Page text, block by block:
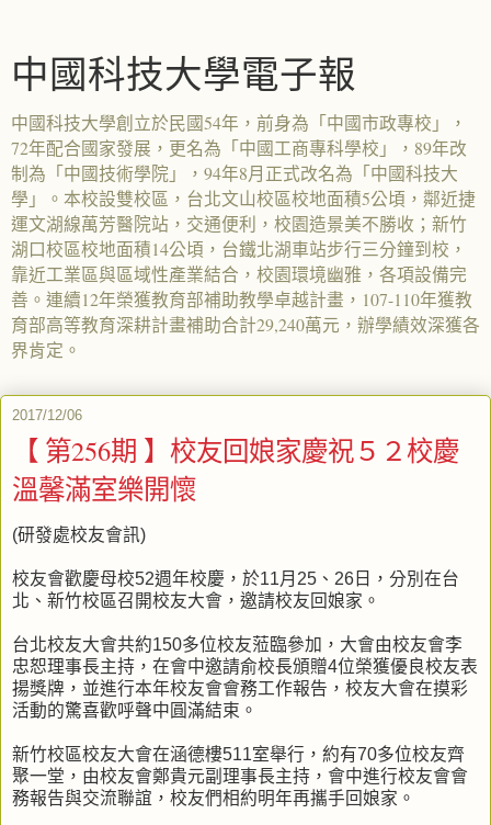
中國科技大學電子報
中國科技大學創立於民國54年，前身為「中國市政專校」，
72年配合國家發展，更名為「中國工商專科學校」，89年改
制為「中國技術學院」，94年8月正式改名為「中國科技大
學」。本校設雙校區，台北文山校區校地面積5公頃，鄰近捷
運文湖線萬芳醫院站，交通便利，校園造景美不勝收；新竹
湖口校區校地面積14公頃，台鐵北湖車站步行三分鐘到校，
靠近工業區與區域性產業結合，校園環境幽雅，各項設備完
善。連續12年榮獲教育部補助教學卓越計畫，107-110年獲教
育部高等教育深耕計畫補助合計29,240萬元，辦學績效深獲各
界肯定。
2017/12/06
【 第256期 】校友回娘家慶祝５２校慶
溫馨滿室樂開懷
(研發處校友會訊)
校友會歡慶母校52週年校慶，於11月25、26日，分別在台
北、新竹校區召開校友大會，邀請校友回娘家。
台北校友大會共約150多位校友蒞臨參加，大會由校友會李
忠恕理事長主持，在會中邀請俞校長頒贈4位榮獲優良校友表
揚獎牌，並進行本年校友會會務工作報告，校友大會在摸彩
活動的驚喜歡呼聲中圓滿結束。
新竹校區校友大會在涵德樓511室舉行，約有70多位校友齊
聚一堂，由校友會鄭貴元副理事長主持，會中進行校友會會
務報告與交流聯誼，校友們相約明年再攜手回娘家。